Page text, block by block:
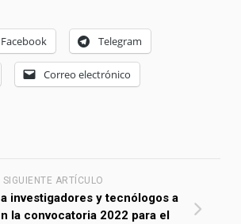
Facebook Telegram
Correo electrónico
SIGUIENTE ARTÍCULO
a investigadores y tecnólogos a
la convocatoria 2022 para el